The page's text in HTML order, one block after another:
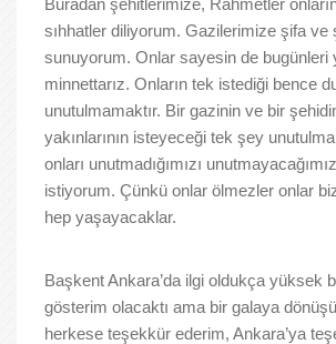
Buradan şehitlerimize, Rahmetler
sıhhatler diliyorum. Gazilerimize şifa ve
sunuyorum. Onlar sayesin de bugünleri
minnettarız. Onların tek istediği bence
unutulmamaktır. Bir gazinin ve bir
yakınlarının isteyeceği tek şey
onları unutmadığımızı
istiyorum. Çünkü onlar ölmezler onlar
hep yaşayacaklar.
Başkent Ankara’da ilgi oldukça yüksek
gösterim olacaktı ama bir galaya
herkese teşekkür ederim, Ankara’ya